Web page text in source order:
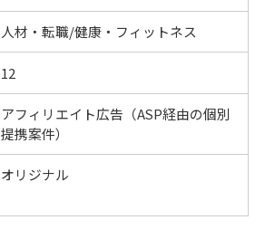
人材・転職/健康・フィットネス
12
アフィリエイト広告（ASP経由の個別
提携案件）
オリジナル